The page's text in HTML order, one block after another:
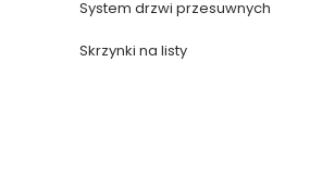
System drzwi przesuwnych
Skrzynki na listy